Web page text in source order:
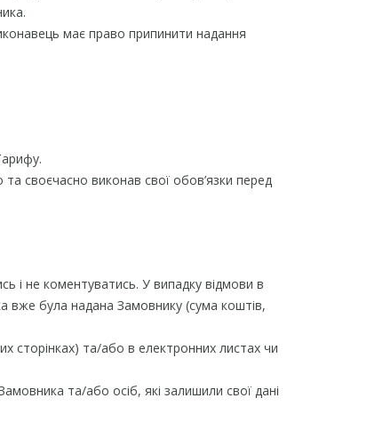
має право припинити надання
своєчасно виконав свої обов’язки перед
і не коментуватись. У випадку відмови в
вже була надана Замовнику (сума коштів,
сторінках) та/або в електронних листах чи
та/або осіб, які залишили свої дані